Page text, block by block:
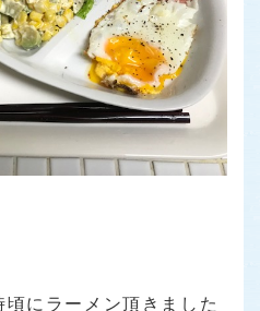
にラーメン頂きました